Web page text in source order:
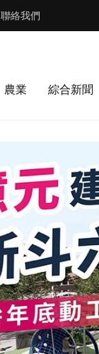
聯絡我們
農業 綜合新聞